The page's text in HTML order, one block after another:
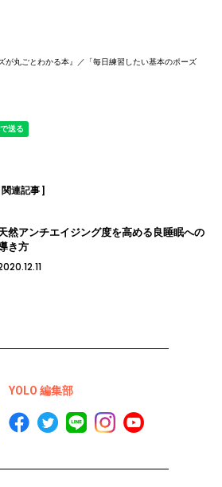
が丸ごとわかる本』／「毎日練習したい基本のポーズ
関連記事 ]
然アンチエイジング度を高める良睡眠への
き方
YOLO 編集部